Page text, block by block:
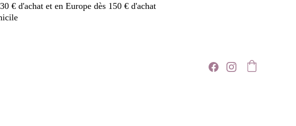
€ d'achat et en Europe dès 150 € d'achat